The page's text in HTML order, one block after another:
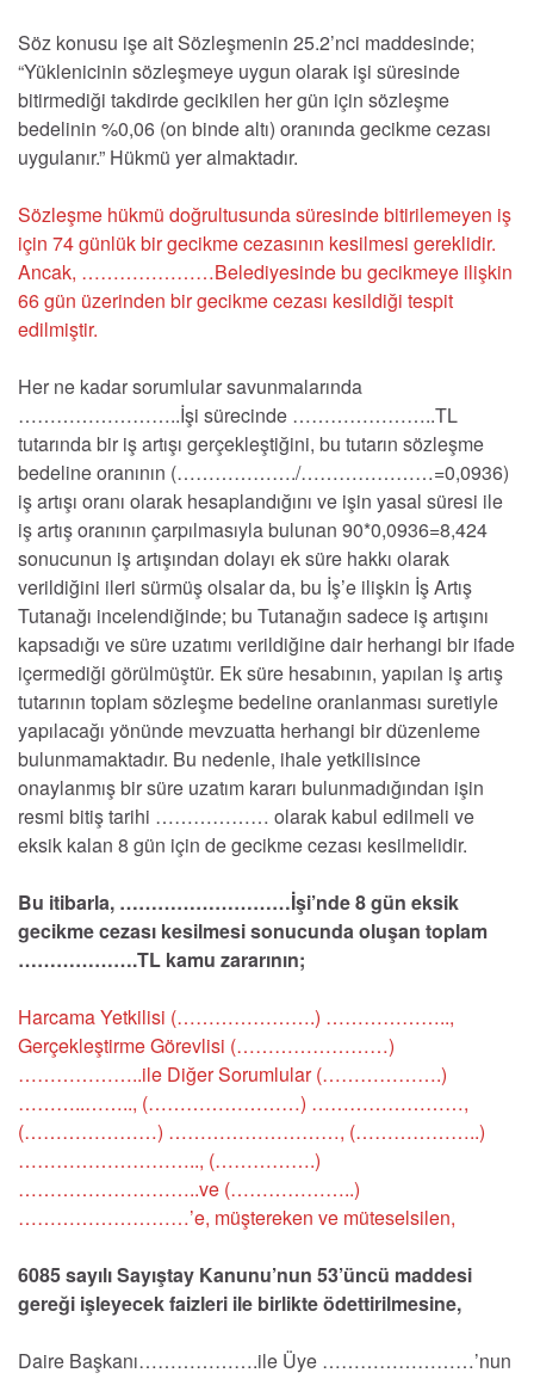
Söz konusu işe ait Sözleşmenin 25.2’nci maddesinde;
“Yüklenicinin sözleşmeye uygun olarak işi süresinde
bitirmediği takdirde gecikilen her gün için sözleşme
bedelinin %0,06 (on binde altı) oranında gecikme cezası
uygulanır.” Hükmü yer almaktadır.
Sözleşme hükmü doğrultusunda süresinde bitirilemeyen iş
için 74 günlük bir gecikme cezasının kesilmesi gereklidir.
Ancak, …………………Belediyesinde bu gecikmeye ilişkin
66 gün üzerinden bir gecikme cezası kesildiği tespit
edilmiştir.
Her ne kadar sorumlular savunmalarında
……………………..İşi sürecinde …………………..TL
tutarında bir iş artışı gerçekleştiğini, bu tutarın sözleşme
bedeline oranının (………………./…………………=0,0936)
iş artışı oranı olarak hesaplandığını ve işin yasal süresi ile
iş artış oranının çarpılmasıyla bulunan 90*0,0936=8,424
sonucunun iş artışından dolayı ek süre hakkı olarak
verildiğini ileri sürmüş olsalar da, bu İş’e ilişkin İş Artış
Tutanağı incelendiğinde; bu Tutanağın sadece iş artışını
kapsadığı ve süre uzatımı verildiğine dair herhangi bir ifade
içermediği görülmüştür. Ek süre hesabının, yapılan iş artış
tutarının toplam sözleşme bedeline oranlanması suretiyle
yapılacağı yönünde mevzuatta herhangi bir düzenleme
bulunmamaktadır. Bu nedenle, ihale yetkilisince
onaylanmış bir süre uzatım kararı bulunmadığından işin
resmi bitiş tarihi ……………… olarak kabul edilmeli ve
eksik kalan 8 gün için de gecikme cezası kesilmelidir.
Bu itibarla, ………………………İşi’nde 8 gün eksik
gecikme cezası kesilmesi sonucunda oluşan toplam
……………….TL kamu zararının;
Harcama Yetkilisi (………………….) ………………..,
Gerçekleştirme Görevlisi (……………………)
………………..ile Diğer Sorumlular (……………….)
………..…….., (……………………) ……………………,
(…………………) ………………………, (………………..)
……………………….., (…………….)
………………………..ve (………………..)
………………………’e, müştereken ve müteselsilen,
6085 sayılı Sayıştay Kanunu’nun 53’üncü maddesi
gereği işleyecek faizleri ile birlikte ödettirilmesine,
Daire Başkanı……………….ile Üye ……………………’nun